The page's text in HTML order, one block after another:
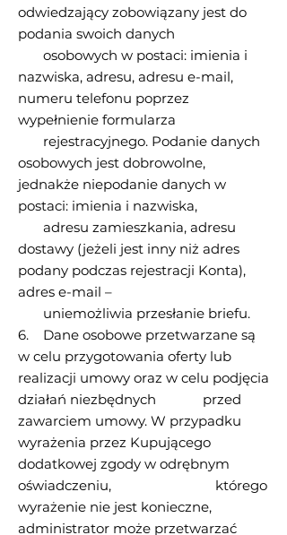
odwiedzający zobowiązany jest do
podania swoich danych
osobowych w postaci: imienia i
nazwiska, adresu, adresu e-mail,
numeru telefonu poprzez
wypełnienie formularza
rejestracyjnego. Podanie danych
osobowych jest dobrowolne,
jednakże niepodanie danych w
postaci: imienia i nazwiska,
adresu zamieszkania, adresu
dostawy (jeżeli jest inny niż adres
podany podczas rejestracji Konta),
adres e-mail –
uniemożliwia przesłanie briefu.
6. Dane osobowe przetwarzane są
w celu przygotowania oferty lub
realizacji umowy oraz w celu podjęcia
działań niezbędnych przed
zawarciem umowy. W przypadku
wyrażenia przez Kupującego
dodatkowej zgody w odrębnym
oświadczeniu, którego
wyrażenie nie jest konieczne,
administrator może przetwarzać